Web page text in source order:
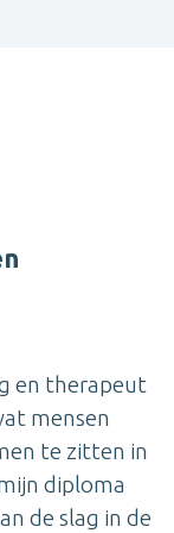
en therapeut
mensen
te zitten in
diploma
de slag in de